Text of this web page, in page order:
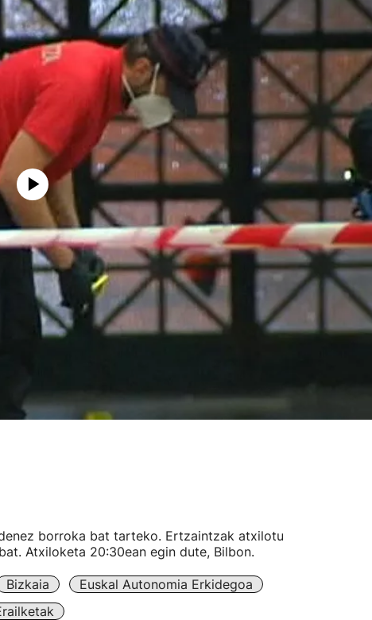
borroka bat tarteko. Ertzaintzak atxilotu
Atxiloketa 20:30ean egin dute, Bilbon.
Bizkaia
Euskal Autonomia Erkidegoa